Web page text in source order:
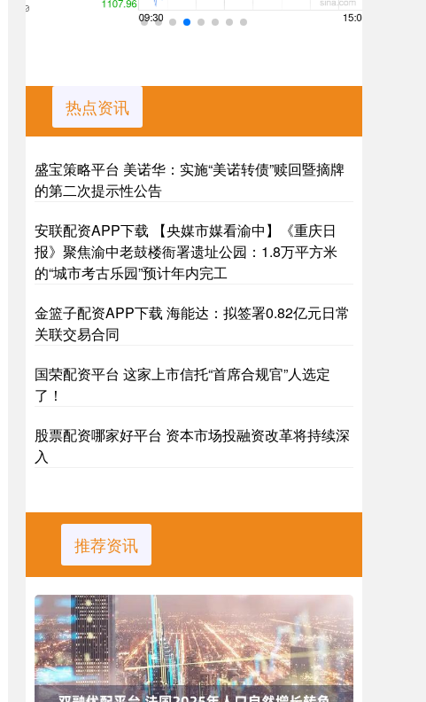
热点资讯
盛宝策略平台 美诺华：实施“美诺转债”赎回暨摘牌
的第二次提示性公告
安联配资APP下载 【央媒市媒看渝中】《重庆日
报》聚焦渝中老鼓楼衙署遗址公园：1.8万平方米
的“城市考古乐园”预计年内完工
金篮子配资APP下载 海能达：拟签署0.82亿元日常
关联交易合同
国荣配资平台 这家上市信托“首席合规官”人选定
了！
股票配资哪家好平台 资本市场投融资改革将持续深
入
推荐资讯